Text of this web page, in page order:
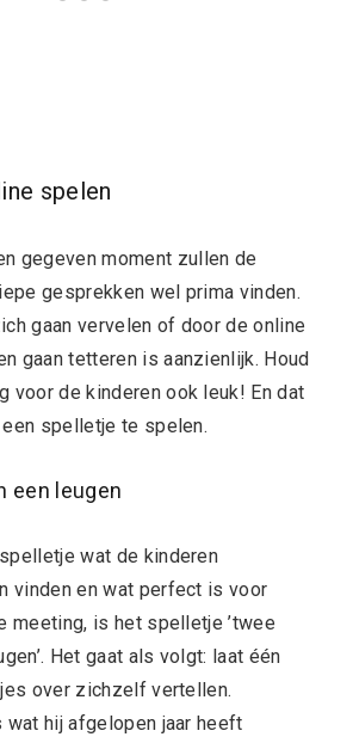
spelen
gegeven moment zullen de
gesprekken wel prima vinden.
gaan vervelen of door de online
gaan tetteren is aanzienlijk. Houd
voor de kinderen ook leuk! En dat
spelletje te spelen.
een leugen
wat de kinderen
vinden en wat perfect is voor
meeting, is het spelletje ’twee
Het gaat als volgt: laat één
over zichzelf vertellen.
hij afgelopen jaar heeft